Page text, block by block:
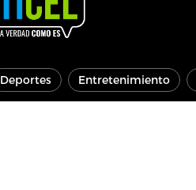
Deportes Entretenimiento